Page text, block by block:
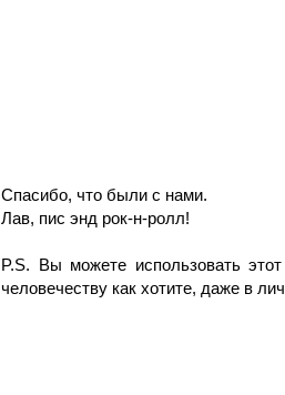
Спасибо, что были с нами.
Лав, пис энд рок-н-ролл!
P.S. Вы можете использовать
человечеству как хотите, даже в